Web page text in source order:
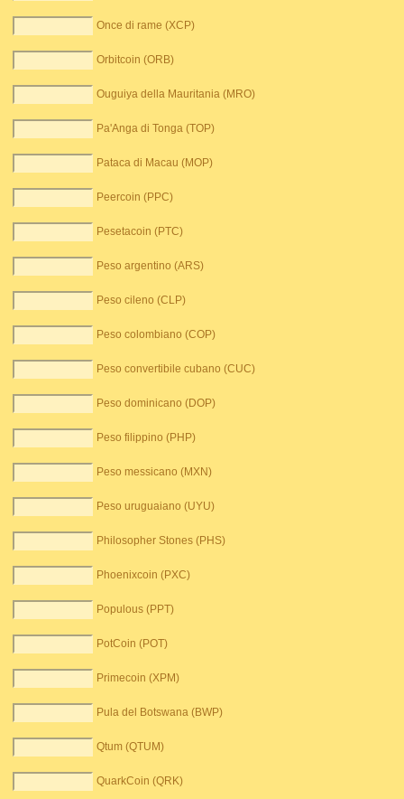
Once di rame (XCP)
Orbitcoin (ORB)
Ouguiya della Mauritania (MRO)
Pa'Anga di Tonga (TOP)
Pataca di Macau (MOP)
Peercoin (PPC)
Pesetacoin (PTC)
Peso argentino (ARS)
Peso cileno (CLP)
Peso colombiano (COP)
Peso convertibile cubano (CUC)
Peso dominicano (DOP)
Peso filippino (PHP)
Peso messicano (MXN)
Peso uruguaiano (UYU)
Philosopher Stones (PHS)
Phoenixcoin (PXC)
Populous (PPT)
PotCoin (POT)
Primecoin (XPM)
Pula del Botswana (BWP)
Qtum (QTUM)
QuarkCoin (QRK)